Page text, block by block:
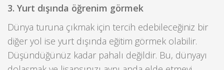
3. Yurt dışında öğrenim görmek
Dünya turuna çıkmak için tercih edebileceğiniz bir
diğer yol ise yurt dışında eğitim görmek olabilir.
Düşündüğünüz kadar pahalı değildir. Bu, dünyayı